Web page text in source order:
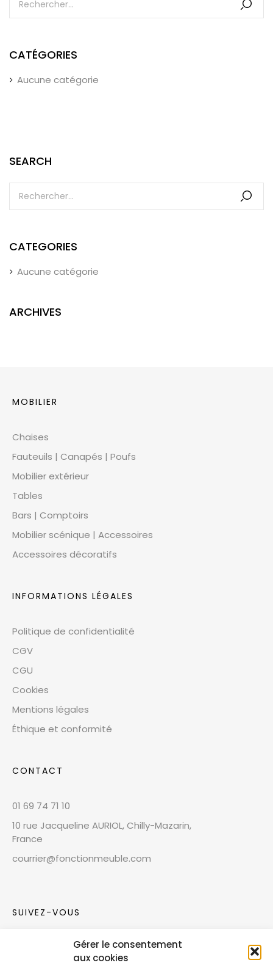
Gérer le consentement
aux cookies
CATÉGORIES
Aucune catégorie
SEARCH
CATEGORIES
Aucune catégorie
ARCHIVES
MOBILIER
Chaises
Fauteuils | Canapés | Poufs
Mobilier extérieur
Tables
Bars | Comptoirs
Mobilier scénique | Accessoires
Accessoires décoratifs
INFORMATIONS LÉGALES
Politique de confidentialité
CGV
CGU
Cookies
Mentions légales
Éthique et conformité
CONTACT
01 69 74 71 10
10 rue Jacqueline AURIOL, Chilly-Mazarin,
France
courrier@fonctionmeuble.com
SUIVEZ-VOUS
Rejoignez notre communauté sur les réseaux